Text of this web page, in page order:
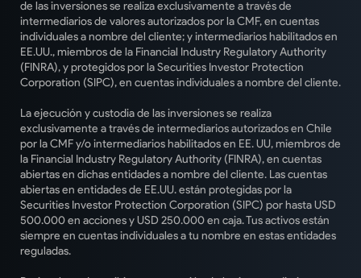
de las inversiones se realiza exclusivamente a través de
intermediarios de valores autorizados por la CMF, en cuentas
individuales a nombre del cliente; y intermediarios habilitados en
EE.UU., miembros de la Financial Industry Regulatory Authority
(FINRA), y protegidos por la Securities Investor Protection
Corporation (SIPC), en cuentas individuales a nombre del cliente.
La ejecución y custodia de las inversiones se realiza
exclusivamente a través de intermediarios autorizados en Chile
por la CMF y/o intermediarios habilitados en EE. UU, miembros de
la Financial Industry Regulatory Authority (FINRA), en cuentas
abiertas en dichas entidades a nombre del cliente. Las cuentas
abiertas en entidades de EE.UU. están protegidas por la
Securities Investor Protection Corporation (SIPC) por hasta USD
500.000 en acciones y USD 250.000 en caja. Tus activos están
siempre en cuentas individuales a tu nombre en estas entidades
reguladas.